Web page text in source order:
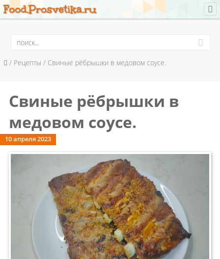
Food.Prosvetika.ru
/ Рецепты / Свиные рёбрышки в медовом соусе.
Свиные рёбрышки в
медовом соусе.
10 апреля 2023